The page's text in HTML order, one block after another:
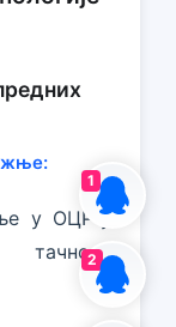
у ОЦР-у
1
2